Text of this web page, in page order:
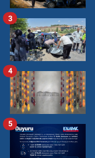
3
4
5